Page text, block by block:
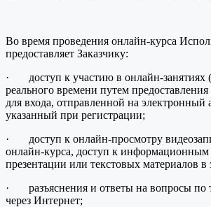
Во время проведения онлайн-курса
предоставляет Заказчику:
· доступ к участию в онлайн-занятиях
реального времени путем
для входа, отправленной на электронный
указанный при регистрации;
· доступ к онлайн-просмотру
онлайн-курса, доступ к информационным
презентации или текстовых материалов
· разъяснения и ответы на вопросы по
через Интернет;